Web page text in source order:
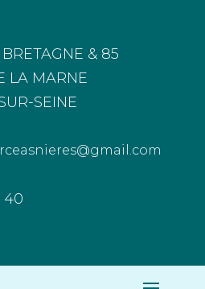
& 85
LA MARNE
SEINE
40